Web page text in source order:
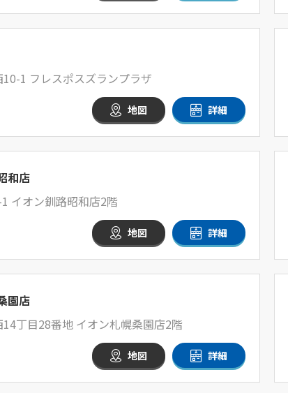
1 フレスポスズランプラザ
地図 詳細
和店
イオン釧路昭和店2階
地図 詳細
園店
丁目28番地 イオン札幌桑園店2階
地図 詳細